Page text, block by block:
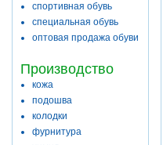
спортивная обувь
специальная обувь
оптовая продажа обуви
Производство
кожа
подошва
колодки
фурнитура